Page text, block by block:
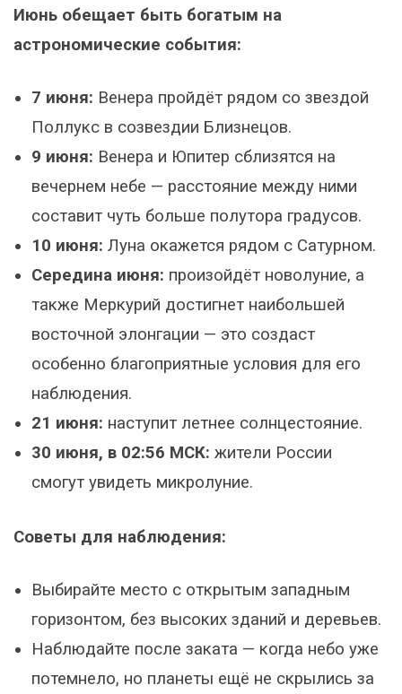
Июнь обещает быть богатым на
астрономические события:
7 июня: Венера пройдёт рядом со звездой
Поллукс в созвездии Близнецов.
9 июня: Венера и Юпитер сблизятся на
вечернем небе — расстояние между ними
составит чуть больше полутора градусов.
10 июня: Луна окажется рядом с Сатурном.
Середина июня: произойдёт новолуние, а
также Меркурий достигнет наибольшей
восточной элонгации — это создаст
особенно благоприятные условия для его
наблюдения.
21 июня: наступит летнее солнцестояние.
30 июня, в 02:56 МСК: жители России
смогут увидеть микролуние.
Советы для наблюдения:
Выбирайте место с открытым западным
горизонтом, без высоких зданий и деревьев.
Наблюдайте после заката — когда небо уже
потемнело, но планеты ещё не скрылись за